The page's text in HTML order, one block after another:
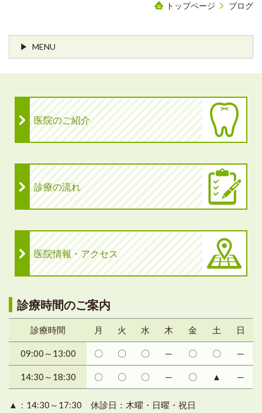
トップページ ブログ
MENU
医院のご紹介
診療の流れ
医院情報・アクセス
診療時間のご案内
診療時間 月 火 水 木 金 土 日
09:00～13:00 〇 〇 〇 ─ 〇 〇 ─
14:30～18:30 〇 〇 〇 ─ 〇 ▲ ─
▲：14:30～17:30 休診日：木曜・日曜・祝日